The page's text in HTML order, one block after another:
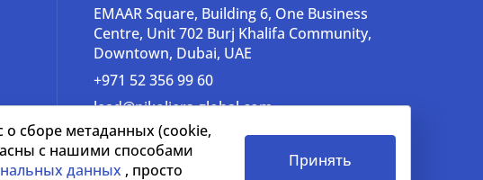
EMAAR Square, Building 6, One Business
Centre, Unit 702 Burj Khalifa Community,
Downtown, Dubai, UAE
+971 52 356 99 60
lead@nikoliers-global.com
сборе метаданных (cookie,
с нашими способами
данных , просто Принять